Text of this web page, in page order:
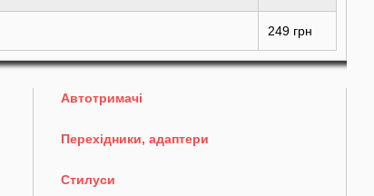
249 грн
Автотримачі
Перехідники, адаптери
Стилуси